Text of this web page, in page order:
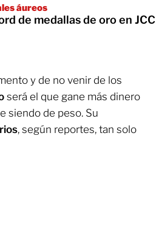
áureos
de medallas de oro en JCC
y de no venir de los
será el que gane más dinero
siendo de peso. Su
, según reportes, tan solo